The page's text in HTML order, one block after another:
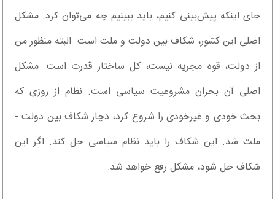
جای اینکه پیش‌بینی کنیم، باید ببینیم چه می‌توان کرد. مشکل
اصلی این کشور، شکاف بین دولت و ملت است. البته منظور من
از دولت، قوه مجریه نیست، کل ساختار قدرت است. مشکل
اصلی آن بحران مشروعیت سیاسی است. نظام از روزی که
بحث خودی و غیرخودی را شروع کرد، دچار شکاف بین دولت -
ملت شد. این شکاف را باید نظام سیاسی حل کند. اگر این
شکاف حل شود، مشکل رفع خواهد شد.